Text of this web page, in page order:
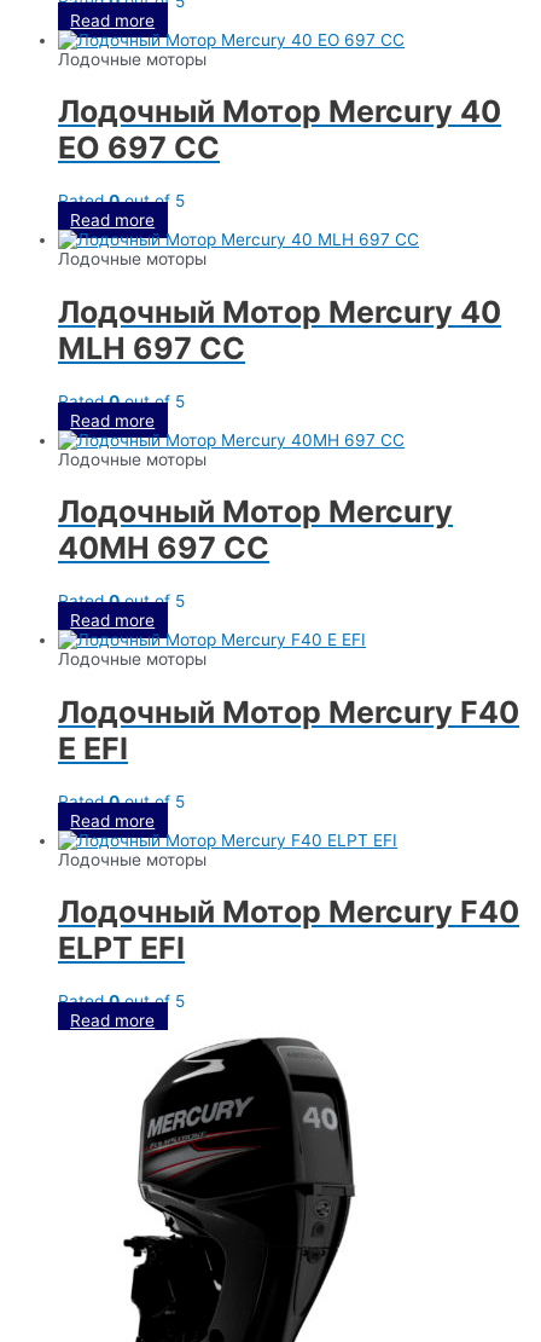
Read more
Лодочные моторы
Лодочный Мотор Mercury 40
EO 697 CC
Rated0out of 5
Read more
Лодочные моторы
Лодочный Мотор Mercury 40
MLH 697 CC
Rated0out of 5
Read more
Лодочные моторы
Лодочный Мотор Mercury
40MH 697 CC
Rated0out of 5
Read more
Лодочные моторы
Лодочный Мотор Mercury F40
E EFI
Rated0out of 5
Read more
Лодочные моторы
Лодочный Мотор Mercury F40
ELPT EFI
Rated0out of 5
Read more